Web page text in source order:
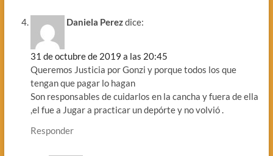
Daniela Perezdice:
31 de octubre de 2019 a las 20:45
Queremos Justicia por Gonzi y porque todos los que
tengan que pagar lo hagan
Son responsables de cuidarlos en la cancha y fuera de ella
,el fue a Jugar a practicar un depórte y no volvió .
Responder